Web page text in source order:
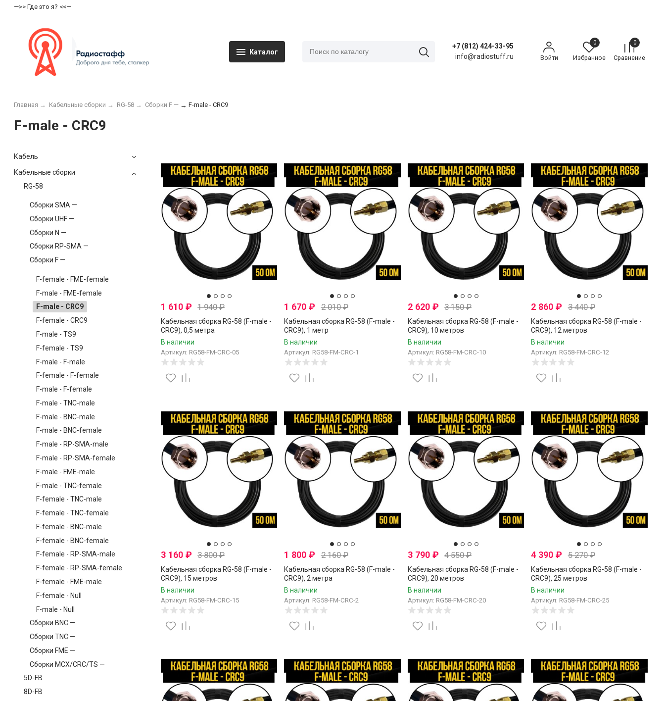
—>> Где это я? <<—
Каталог
+7 (812) 424-33-95
info@radiostuff.ru
Войти
0
Избранное
0
Сравнение
Главная → Кабельные сборки → RG-58 → Сборки F — → F-male - CRC9
F-male - CRC9
Кабель
Кабельные сборки
RG-58
Сборки SMA —
Сборки UHF —
Сборки N —
Сборки RP-SMA —
Сборки F —
F-female - FME-female
F-male - FME-female
F-male - CRC9
F-female - CRC9
F-male - TS9
F-female - TS9
F-male - F-male
F-female - F-female
F-male - F-female
F-male - TNC-male
F-male - BNC-male
F-male - BNC-female
F-male - RP-SMA-male
F-male - RP-SMA-female
F-male - FME-male
F-male - TNC-female
F-female - TNC-male
F-female - TNC-female
F-female - BNC-male
F-female - BNC-female
F-female - RP-SMA-male
F-female - RP-SMA-female
F-female - FME-male
F-female - Null
F-male - Null
Сборки BNC —
Сборки TNC —
Сборки FME —
Сборки MCX/CRC/TS —
5D-FB
8D-FB
1 610 ₽ 1 940₽
Кабельная сборка RG-58 (F-male -
CRC9), 0,5 метра
В наличии
Артикул: RG58-FM-CRC-05
1 670₽ 2 010₽
Кабельная сборка RG-58 (F-male -
CRC9), 1 метр
В наличии
Артикул: RG58-FM-CRC-1
2 620 ₽ 3 150₽
Кабельная сборка RG-58 (F-male -
CRC9), 10 метров
В наличии
Артикул: RG58-FM-CRC-10
2 860₽ 3 440₽
Кабельная сборка RG-58 (F-male -
CRC9), 12 метров
В наличии
Артикул: RG58-FM-CRC-12
3 160 ₽ 3 800₽
Кабельная сборка RG-58 (F-male -
CRC9), 15 метров
В наличии
Артикул: RG58-FM-CRC-15
1 800₽ 2 160₽
Кабельная сборка RG-58 (F-male -
CRC9), 2 метра
В наличии
Артикул: RG58-FM-CRC-2
3 790 ₽ 4 550₽
Кабельная сборка RG-58 (F-male -
CRC9), 20 метров
В наличии
Артикул: RG58-FM-CRC-20
4 390₽ 5 270₽
Кабельная сборка RG-58 (F-male -
CRC9), 25 метров
В наличии
Артикул: RG58-FM-CRC-25